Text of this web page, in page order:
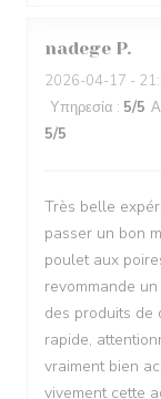
nadege P
2026-04-17 -
Υπηρεσία : 5/5
5/5
Très belle
passer un bon
poulet aux
revommande
des produits de
rapide,
vraiment bien
vivement cette